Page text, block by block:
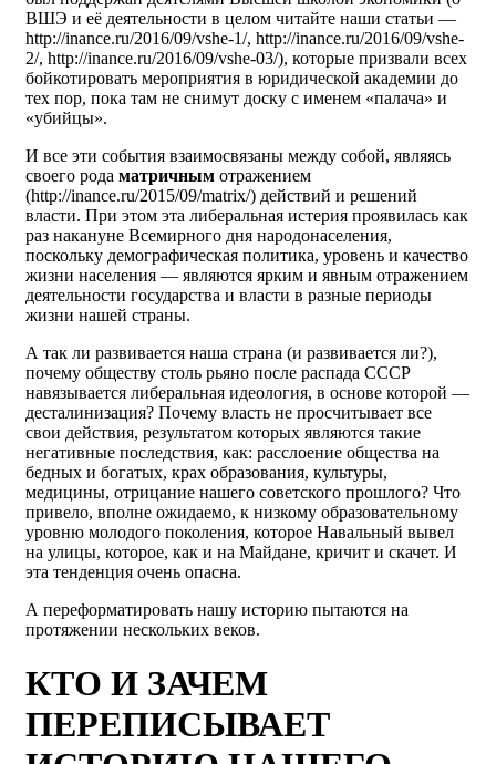
ВШЭ и её деятельности в целом читайте наши статьи —
http://inance.ru/2016/09/vshe-1/, http://inance.ru/2016/09/vshe-
2/, http://inance.ru/2016/09/vshe-03/), которые призвали всех
бойкотировать мероприятия в юридической академии до
тех пор, пока там не снимут доску с именем «палача» и
«убийцы».
И все эти события взаимосвязаны между собой, являясь
своего рода матричным отражением
(http://inance.ru/2015/09/matrix/) действий и решений
власти. При этом эта либеральная истерия проявилась как
раз накануне Всемирного дня народонаселения,
поскольку демографическая политика, уровень и качество
жизни населения — являются ярким и явным отражением
деятельности государства и власти в разные периоды
жизни нашей страны.
А так ли развивается наша страна (и развивается ли?),
почему обществу столь рьяно после распада СССР
навязывается либеральная идеология, в основе которой —
десталинизация? Почему власть не просчитывает все
свои действия, результатом которых являются такие
негативные последствия, как: расслоение общества на
бедных и богатых, крах образования, культуры,
медицины, отрицание нашего советского прошлого? Что
привело, вполне ожидаемо, к низкому образовательному
уровню молодого поколения, которое Навальный вывел
на улицы, которое, как и на Майдане, кричит и скачет. И
эта тенденция очень опасна.
А переформатировать нашу историю пытаются на
протяжении нескольких веков.
КТО И ЗАЧЕМ
ПЕРЕПИСЫВАЕТ